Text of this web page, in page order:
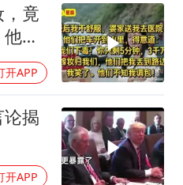
竟
们
开APP
揭
开APP